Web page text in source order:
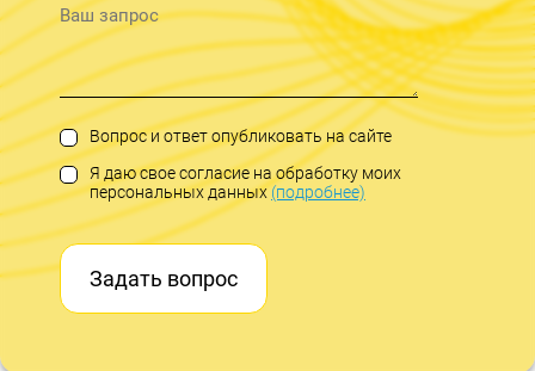
Вопрос и ответ опубликовать на сайте
Я даю свое согласие на обработку моих
персональных данных(подробнее)
Задать вопрос